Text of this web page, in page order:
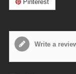
Pinterest
Write a